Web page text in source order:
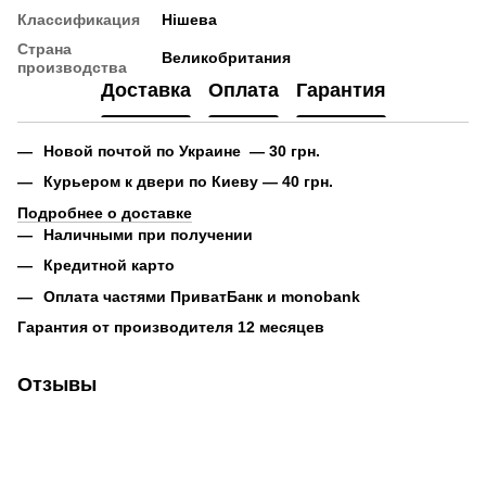
Классификация
Нішева
Страна
производства
Великобритания
Доставка Оплата Гарантия
Новой почтой по Украине — 30 грн.
Курьером к двери по Киеву — 40 грн.
Подробнее о доставке
Наличными при получении
Кредитной карто
Оплата частями ПриватБанк и monobank
Гарантия от производителя 12 месяцев
Отзывы